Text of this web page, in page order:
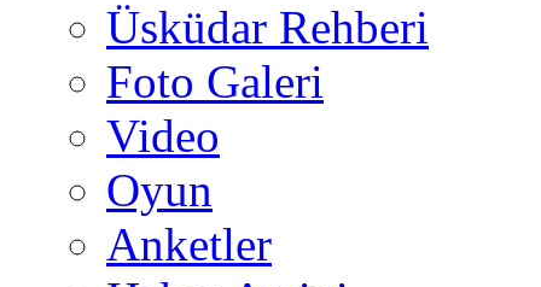
Üsküdar Rehberi
Foto Galeri
Video
Oyun
Anketler